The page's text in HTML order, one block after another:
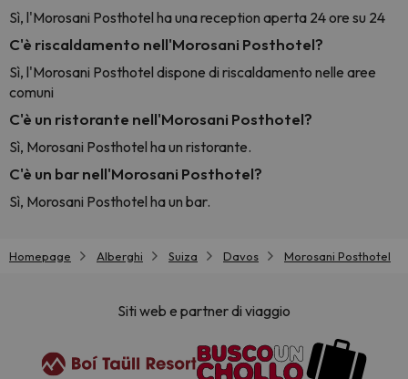
Sì, l'Morosani Posthotel ha una reception aperta 24 ore su 24
C'è riscaldamento nell'Morosani Posthotel?
Sì, l'Morosani Posthotel dispone di riscaldamento nelle aree
comuni
C'è un ristorante nell'Morosani Posthotel?
Sì, Morosani Posthotel ha un ristorante.
C'è un bar nell'Morosani Posthotel?
Sì, Morosani Posthotel ha un bar.
Homepage Alberghi Suiza Davos Morosani Posthotel
Siti web e partner di viaggio